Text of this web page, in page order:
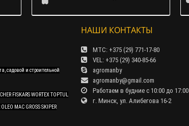
садовой и строительной
FISKARS WORTEX TOPTUL
MAC GROSS SKIPER
НАШИ КОНТАКТЫ
МТС: +375 (29) 771-17-80
VEL: +375 (29) 340-85-66
agromanby
agromanby@gmail.com
Работаем в будние с 10:00 до 17:00
г. Минск, ул. Алибегова 16-2